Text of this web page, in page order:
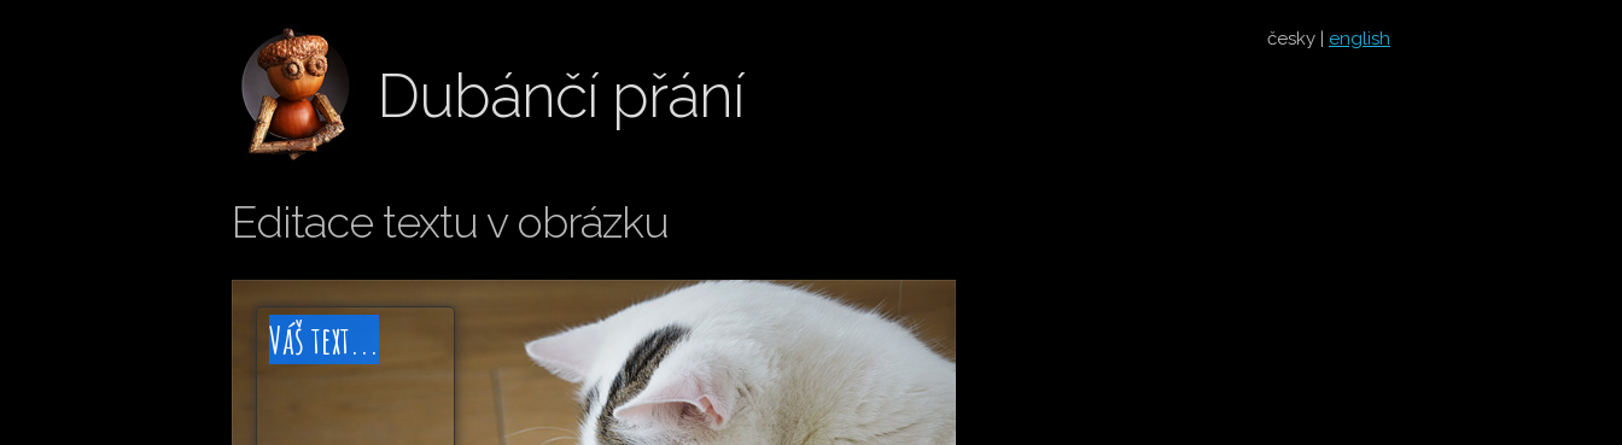
česky | english
Dubánčí přání
Editace textu v obrázku